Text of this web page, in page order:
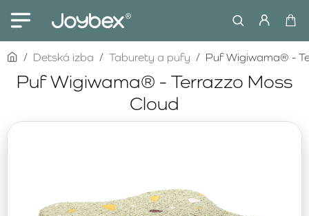
Puf Wigiwama® - Terrazzo Moss
Cloud
homeDetská izba Taburety a pufy Puf Wigiwama® -